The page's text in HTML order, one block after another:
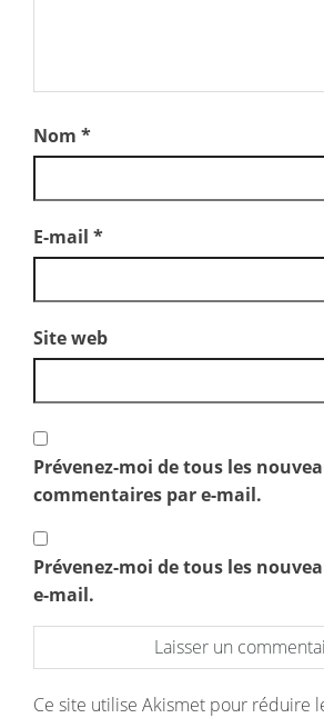
Nom *
E-mail *
Site web
Prévenez-moi de tous les
commentaires par e-mail.
Prévenez-moi de tous les
e-mail.
Ce site utilise Akismet pour réduire